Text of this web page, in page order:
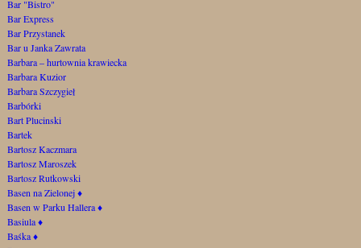
Bar "Bistro"
Bar Express
Bar Przystanek
Bar u Janka Zawrata
Barbara – hurtownia krawiecka
Barbara Kuzior
Barbara Szczygieł
Barbórki
Bart Plucinski
Bartek
Bartosz Kaczmara
Bartosz Maroszek
Bartosz Rutkowski
Basen na Zielonej♦
Basen w Parku Hallera♦
Basiula♦
Baśka♦